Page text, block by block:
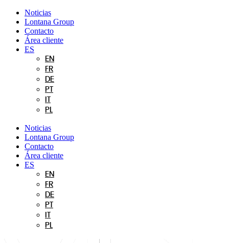
contenido
Noticias
Lontana Group
Contacto
Área cliente
ES
EN
FR
DE
PT
PL
Noticias
Lontana Group
Contacto
Área cliente
ES
EN
FR
DE
PT
PL